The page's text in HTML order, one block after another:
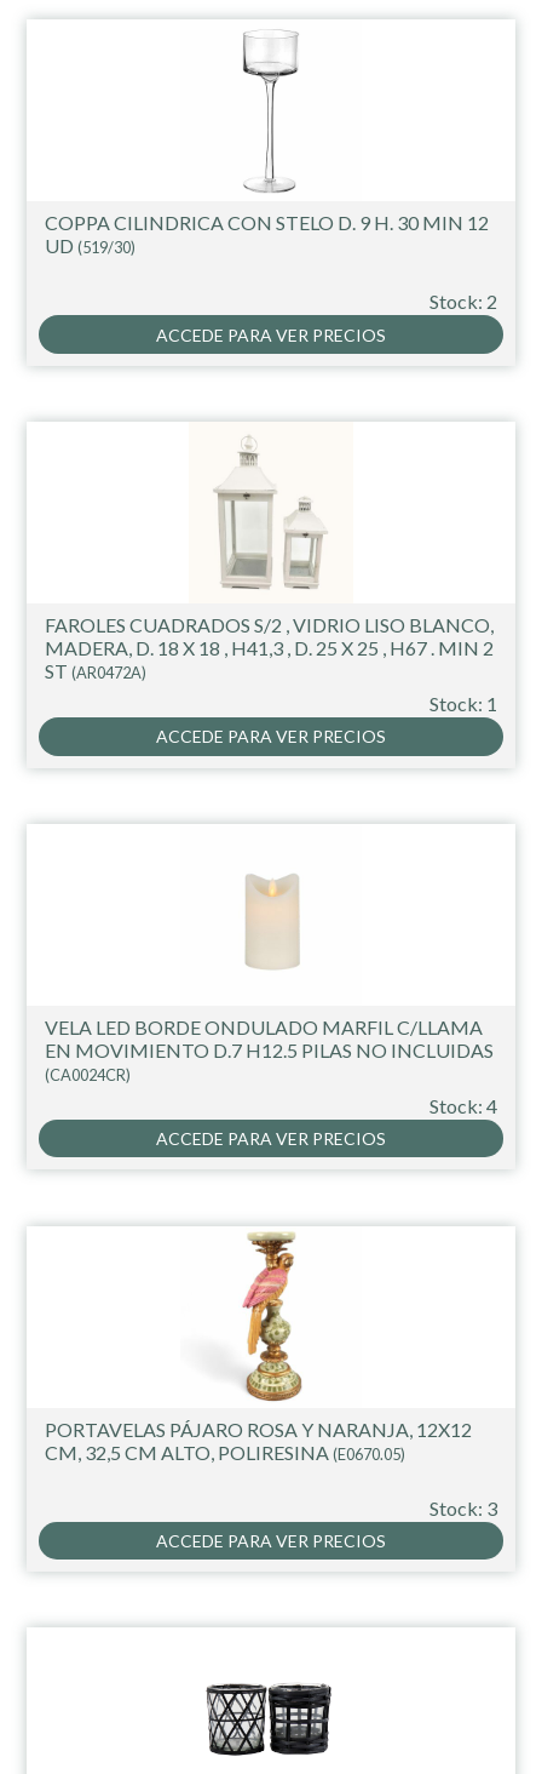
COPPA CILINDRICA CON STELO D. 9 H. 30 MIN 12
UD(519/30)
Stock: 2
ACCEDE PARA VER PRECIOS
FAROLES CUADRADOS S/2 , VIDRIO LISO BLANCO,
MADERA, D. 18 X 18 , H41,3 , D. 25 X 25 , H67 . MIN 2
ST(AR0472A)
Stock: 1
ACCEDE PARA VER PRECIOS
VELA LED BORDE ONDULADO MARFIL C/LLAMA
EN MOVIMIENTO D.7 H12.5 PILAS NO INCLUIDAS
(CA0024CR)
Stock: 4
ACCEDE PARA VER PRECIOS
PORTAVELAS PÁJARO ROSA Y NARANJA, 12X12
CM, 32,5 CM ALTO, POLIRESINA(E0670.05)
Stock: 3
ACCEDE PARA VER PRECIOS